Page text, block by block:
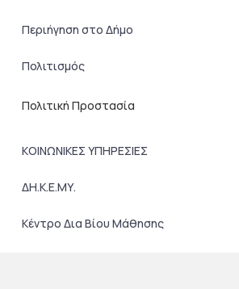
Περιήγηση στο Δήμο
Πολιτισμός
Πολιτική Προστασία
ΚΟΙΝΩΝΙΚΕΣ ΥΠΗΡΕΣΙΕΣ
ΔΗ.Κ.Ε.ΜΥ.
Κέντρο Δια Βίου Μάθησης